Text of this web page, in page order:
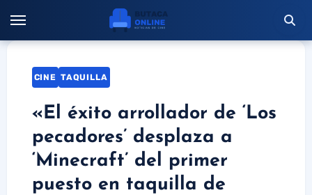
contenido
CINE TAQUILLA
«El éxito arrollador de ‘Los
pecadores’ desplaza a
‘Minecraft’ del primer
puesto en taquilla de